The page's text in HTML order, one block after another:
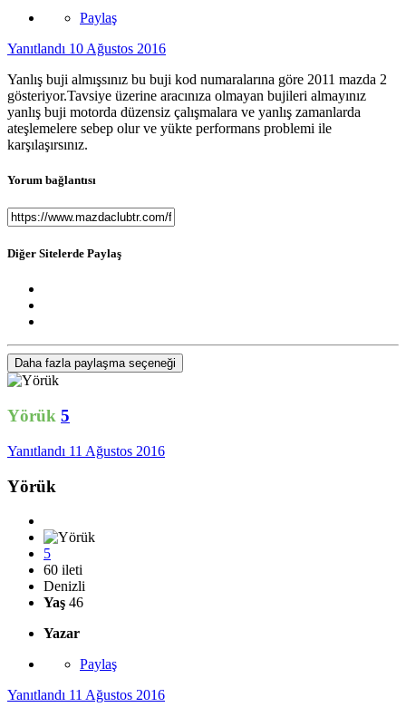
Paylaş
Yanıtlandı 10 Ağustos 2016
Yanlış buji almışsınız bu buji kod numaralarına göre 2011 mazda 2
gösteriyor.Tavsiye üzerine aracınıza olmayan bujileri almayınız
yanlış buji motorda düzensiz çalışmalara ve yanlış zamanlarda
ateşlemelere sebep olur ve yükte performans problemi ile
karşılaşırsınız.
Yorum bağlantısı
Diğer Sitelerde Paylaş
Daha fazla paylaşma seçeneği
Yörük 5
Yanıtlandı 11 Ağustos 2016
Yörük
5
60 ileti
Denizli
Yaş 46
Yazar
Paylaş
Yanıtlandı 11 Ağustos 2016